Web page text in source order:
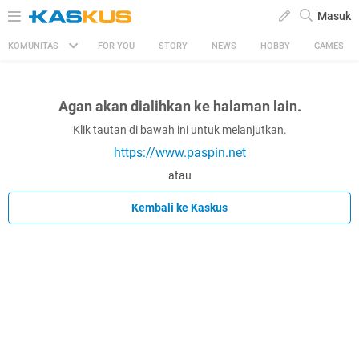
Masuk
KOMUNITAS FOR YOU STORY NEWS HOBBY GAMES
Agan akan dialihkan ke halaman lain.
Klik tautan di bawah ini untuk melanjutkan.
https://www.paspin.net
atau
Kembali ke Kaskus